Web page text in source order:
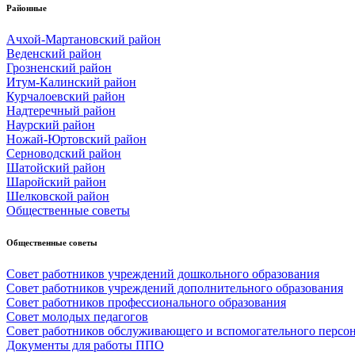
Районные
Ачхой-Мартановский район
Веденский район
Грозненский район
Итум-Калинский район
Курчалоевский район
Надтеречный район
Наурский район
Ножай-Юртовский район
Серноводский район
Шатойский район
Шаройский район
Шелковской район
Общественные советы
Общественные советы
Совет работников учреждений дошкольного образования
Совет работников учреждений дополнительного образования
Совет работников профессионального образования
Совет молодых педагогов
Совет работников обслуживающего и вспомогательного
Документы для работы ППО